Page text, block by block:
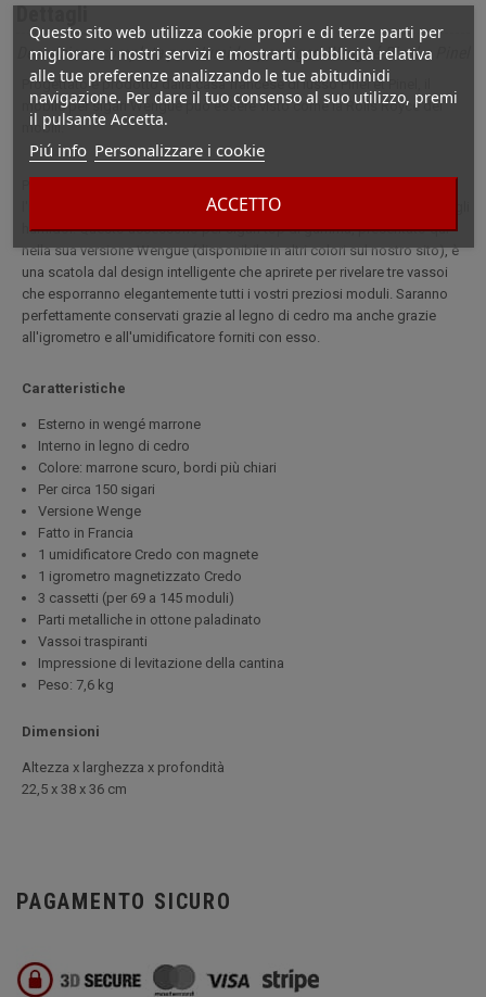
Questo sito web utilizza cookie propri e di terze parti per
migliorare i nostri servizi e mostrarti pubblicità relativa
alle tue preferenze analizzando le tue abitudinidi
navigazione. Per dare il tuo consenso al suo utilizzo, premi
il pulsante Accetta.
Piú info Personalizzare i cookie
ACCETTO
Dettagli
Descrizione completa per Humidor per sigari Wengué Pinel e Pinel
Progettato e prodotto dalla casa francese di lusso Pinel et Pinel, il
mobile per sigari Wengué può essere visto come la Rolls Royce dei
mobili.
l'humidor per sigari Wengué può essere visto come la Rolls Royce degli
humidor. Questo accessorio per sigari top di gamma, presentato qui
nella sua versione Wengue (disponibile in altri colori sul nostro sito), è
una scatola dal design intelligente che aprirete per rivelare tre vassoi
che esporranno elegantemente tutti i vostri preziosi moduli. Saranno
perfettamente conservati grazie al legno di cedro ma anche grazie
all'igrometro e all'umidificatore forniti con esso.
Caratteristiche
Esterno in wengé marrone
Interno in legno di cedro
Colore: marrone scuro, bordi più chiari
Per circa 150 sigari
Versione Wenge
Fatto in Francia
1 umidificatore Credo con magnete
1 igrometro magnetizzato Credo
3 cassetti (per 69 a 145 moduli)
Parti metalliche in ottone paladinato
Vassoi traspiranti
Impressione di levitazione della cantina
Peso: 7,6 kg
Dimensioni
Altezza x larghezza x profondità
22,5 x 38 x 36 cm
PAGAMENTO SICURO